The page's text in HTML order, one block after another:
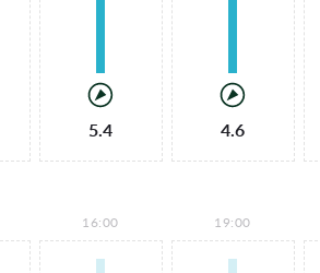
5.4 4.6
16:00 19:00